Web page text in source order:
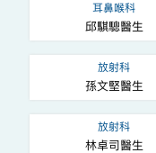
耳鼻喉科
邱騏驄醫生
放射科
孫文堅醫生
放射科
林卓司醫生